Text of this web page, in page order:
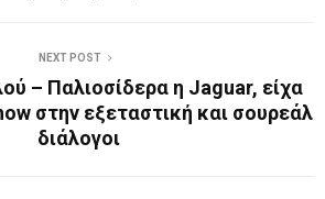
NEXT POST
– Παλιοσίδερα η Jaguar, είχα
στην εξεταστική και σουρεάλ
διάλογοι